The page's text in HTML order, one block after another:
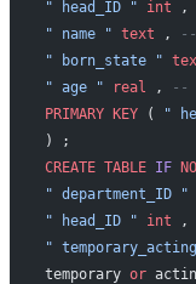
" head_ID " int ,
" name " text ,
" born_state "
" age " real ,
--
PRIMARY KEY ( "
) ;
CREATE TABLE IF
" department_ID "
" head_ID " int ,
"
temporary or